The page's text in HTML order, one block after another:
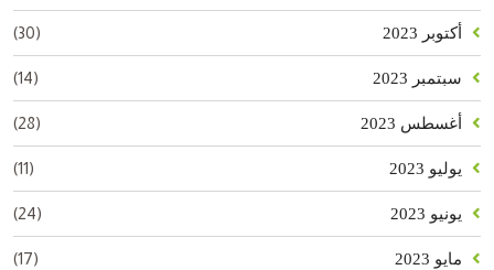
أكتوبر 2023 (30)
سبتمبر 2023 (14)
أغسطس 2023 (28)
يوليو 2023 (11)
يونيو 2023 (24)
مايو 2023 (17)